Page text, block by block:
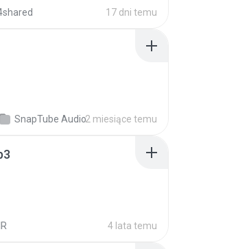
17 dni temu
SnapTube Audio2 miesiące temu
4 lata temu